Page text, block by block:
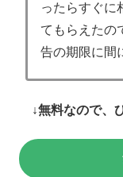
ったらすぐに
てもらえたの
告の期限に間
↓無料なので、